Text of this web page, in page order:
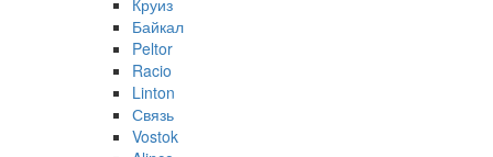
Байкал
Peltor
Racio
Linton
Связь
Vostok